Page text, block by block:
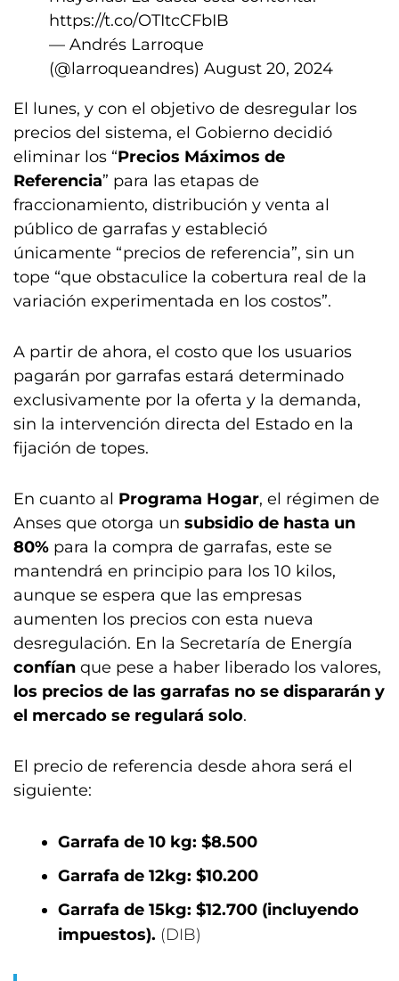
https://t.co/OTItcCFbIB
— Andrés Larroque
(@larroqueandres) August 20, 2024
El lunes, y con el objetivo de desregular los
precios del sistema, el Gobierno decidió
eliminar los “Precios Máximos de
Referencia” para las etapas de
fraccionamiento, distribución y venta al
público de garrafas y estableció
únicamente “precios de referencia”, sin un
tope “que obstaculice la cobertura real de la
variación experimentada en los costos”.
A partir de ahora, el costo que los usuarios
pagarán por garrafas estará determinado
exclusivamente por la oferta y la demanda,
sin la intervención directa del Estado en la
fijación de topes.
En cuanto al Programa Hogar, el régimen de
Anses que otorga un subsidio de hasta un
80% para la compra de garrafas, este se
mantendrá en principio para los 10 kilos,
aunque se espera que las empresas
aumenten los precios con esta nueva
desregulación. En la Secretaría de Energía
confían que pese a haber liberado los valores,
los precios de las garrafas no se dispararán y
el mercado se regulará solo.
El precio de referencia desde ahora será el
siguiente:
Garrafa de 10 kg: $8.500
Garrafa de 12kg: $10.200
Garrafa de 15kg: $12.700 (incluyendo
impuestos). (DIB)